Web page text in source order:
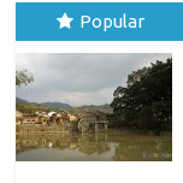
Popular